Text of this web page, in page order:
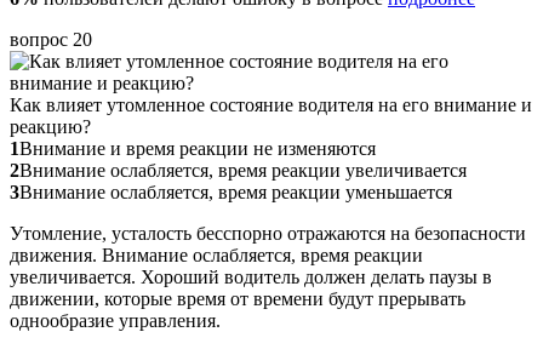
вопрос 20
Как влияет утомленное состояние водителя на его внимание и
реакцию?
1Внимание и время реакции не изменяются
2Внимание ослабляется, время реакции увеличивается
3Внимание ослабляется, время реакции уменьшается
Утомление, усталость бесспорно отражаются на безопасности
движения. Внимание ослабляется, время реакции
увеличивается. Хороший водитель должен делать паузы в
движении, которые время от времени будут прерывать
однообразие управления.